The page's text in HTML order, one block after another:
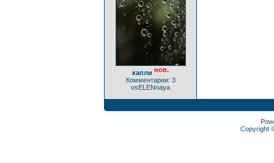
капли нов.
Комментарии: 3
vsELENnaya
Copyright